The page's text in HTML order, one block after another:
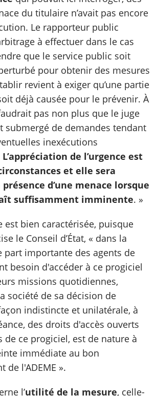
du titulaire n’avait pas encore
Le rapporteur public
à effectuer dans le cas
que le service public soit
pour obtenir des mesures
revient à exiger qu’une partie
déjà causée pour le prévenir. À
pas non plus que le juge
submergé de demandes tendant
inexécutions
L’appréciation de l’urgence est
et elle sera
d’une menace lorsque
suffisamment imminente. »
est bien caractérisée, puisque
le Conseil d’État, « dans la
part importante des agents de
besoin d'accéder à ce progiciel
missions quotidiennes,
société de sa décision de
indistincte et unilatérale, à
des droits d'accès ouverts
de ce progiciel, est de nature à
immédiate au bon
de l'ADEME ».
l’utilité de la mesure, celle-